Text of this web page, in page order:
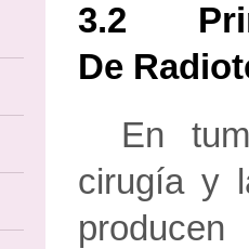
3.2
De
En
cirugía y